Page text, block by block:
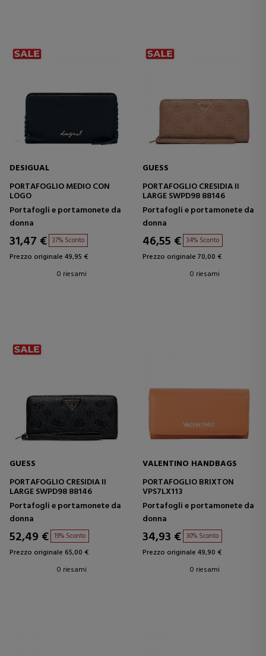
DESIGUAL
PORTAFOGLIO MEDIO CON
LOGO
Portafogli e portamonete da
donna
31,47 € 37% Sconto
Prezzo originale 49,95 €
0 riesami
GUESS
PORTAFOGLIO CRESIDIA II
LARGE SWPD98 88146
Portafogli e portamonete da
donna
46,55 € 34% Sconto
Prezzo originale 70,00 €
0 riesami
GUESS
PORTAFOGLIO CRESIDIA II
LARGE SWPD98 88146
Portafogli e portamonete da
donna
52,49 € 19% Sconto
Prezzo originale 65,00 €
0 riesami
VALENTINO HANDBAGS
PORTAFOGLIO BRIXTON
VPS7LX113
Portafogli e portamonete da
donna
34,93 € 30% Sconto
Prezzo originale 49,90 €
0 riesami